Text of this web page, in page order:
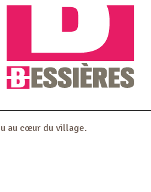
au cœur du village.